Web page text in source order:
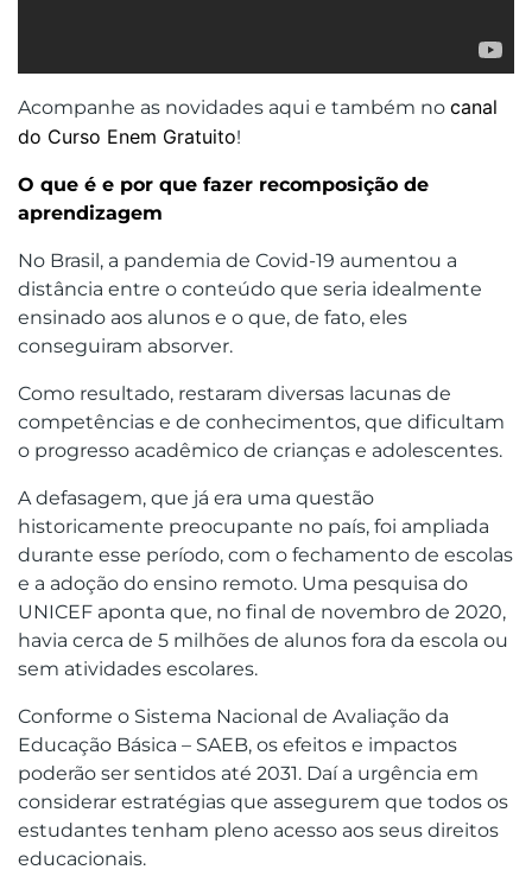
Acompanhe as novidades aqui e também no canal
do Curso Enem Gratuito!
O que é e por que fazer recomposição de
aprendizagem
No Brasil, a pandemia de Covid-19 aumentou a
distância entre o conteúdo que seria idealmente
ensinado aos alunos e o que, de fato, eles
conseguiram absorver.
Como resultado, restaram diversas lacunas de
competências e de conhecimentos, que dificultam
o progresso acadêmico de crianças e adolescentes.
A defasagem, que já era uma questão
historicamente preocupante no país, foi ampliada
durante esse período, com o fechamento de escolas
e a adoção do ensino remoto. Uma pesquisa do
UNICEF aponta que, no final de novembro de 2020,
havia cerca de 5 milhões de alunos fora da escola ou
sem atividades escolares.
Conforme o Sistema Nacional de Avaliação da
Educação Básica – SAEB, os efeitos e impactos
poderão ser sentidos até 2031. Daí a urgência em
considerar estratégias que assegurem que todos os
estudantes tenham pleno acesso aos seus direitos
educacionais.